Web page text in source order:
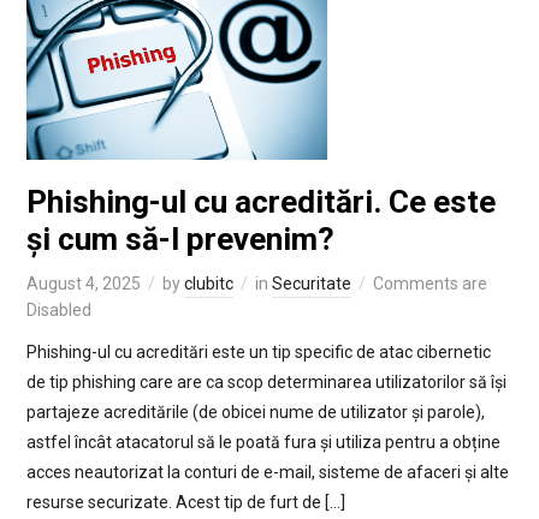
Phishing-ul cu acreditări. Ce este
și cum să-l prevenim?
August 4, 2025 byclubitc in Securitate
Comments are
Disabled
Phishing-ul cu acreditări este un tip specific de atac cibernetic
de tip phishing care are ca scop determinarea utilizatorilor să își
partajeze acreditările (de obicei nume de utilizator și parole),
astfel încât atacatorul să le poată fura și utiliza pentru a obține
acces neautorizat la conturi de e-mail, sisteme de afaceri și alte
resurse securizate. Acest tip de furt de […]